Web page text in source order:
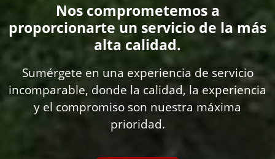
Nos comprometemos a
proporcionarte un servicio de la más
alta calidad.
Sumérgete en una experiencia de servicio
incomparable, donde la calidad, la experiencia
y el compromiso son nuestra máxima
prioridad.